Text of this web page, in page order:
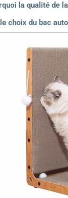
la qualité de
choix du bac